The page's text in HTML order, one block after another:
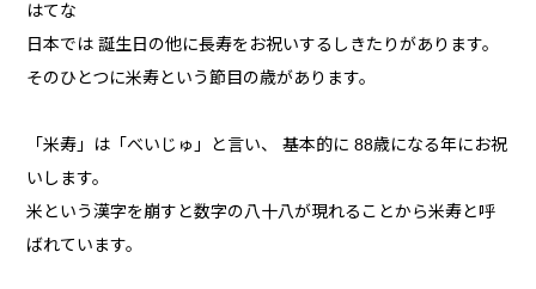
はてな
日本では 誕生日の他に長寿をお祝いするしきたりがあります。
そのひとつに米寿という節目の歳があります。
「米寿」は「べいじゅ」と言い、 基本的に 88歳になる年にお祝
いします。
米という漢字を崩すと数字の八十八が現れることから米寿と呼
ばれています。